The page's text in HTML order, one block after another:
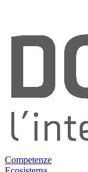
Competenze